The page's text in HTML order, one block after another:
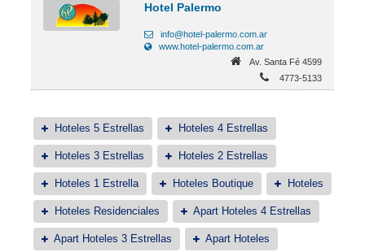
Hotel Palermo
info@hotel-palermo.com.ar
www.hotel-palermo.com.ar
Av. Santa Fé 4599
4773-5133
Hoteles 5 Estrellas Hoteles 4 Estrellas
Hoteles 3 Estrellas Hoteles 2 Estrellas
Hoteles 1 Estrella Hoteles Boutique Hoteles
Hoteles Residenciales Apart Hoteles 4 Estrellas
Apart Hoteles 3 Estrellas Apart Hoteles